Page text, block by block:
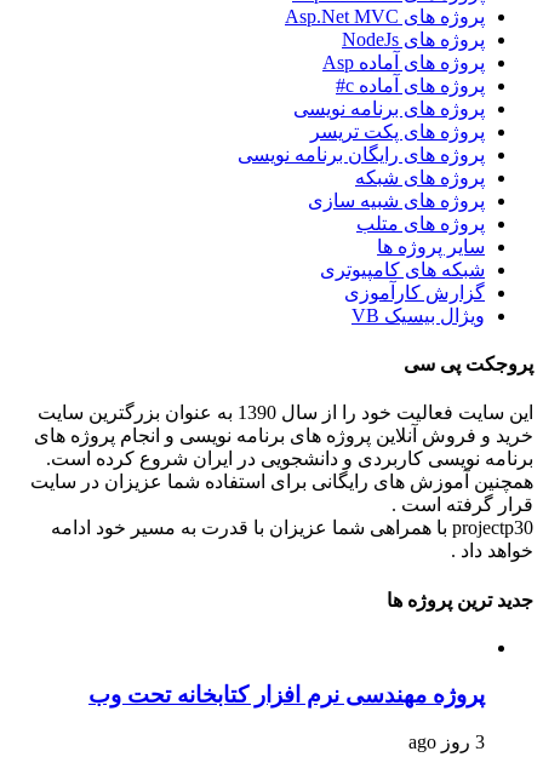
پروژه های Asp.Net MVC
پروژه های NodeJs
پروژه های آماده Asp
پروژه های آماده c#
پروژه های برنامه نویسی
پروژه های پکت تریسر
پروژه های رایگان برنامه نویسی
پروژه های شبکه
پروژه های شبیه سازی
پروژه های متلب
سایر پروژه ها
شبکه های کامپیوتری
گزارش کارآموزی
ویژال بیسیک VB
پروجکت پی سی
این سایت فعالیت خود را از سال 1390 به عنوان بزرگترین سایت
خرید و فروش آنلاین پروژه های برنامه نویسی و انجام پروژه های
برنامه نویسی کاربردی و دانشجویی در ایران شروع کرده است.
همچنین آموزش های رایگانی برای استفاده شما عزیزان در سایت
قرار گرفته است .
projectp30 با همراهی شما عزیزان با قدرت به مسیر خود ادامه
خواهد داد .
جدید ترین پروژه ها
پروژه مهندسی نرم افزار کتابخانه تحت وب
3 روز ago